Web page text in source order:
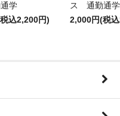
学
込2,200円)
ス 通勤通学
2,000円(税